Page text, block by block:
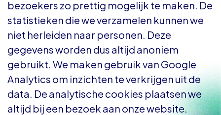
bezoekers zo prettig mogelijk te maken. De
statistieken die we verzamelen kunnen we
niet herleiden naar personen. Deze
gegevens worden dus altijd anoniem
gebruikt. We maken gebruik van Google
Analytics om inzichten te verkrijgen uit de
data. De analytische cookies plaatsen we
altijd bij een bezoek aan onze website.